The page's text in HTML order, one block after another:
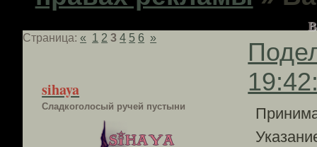
Страница:« 1 2 3 4 5 6 »
sihaya
Сладкоголосый ручей пустыни